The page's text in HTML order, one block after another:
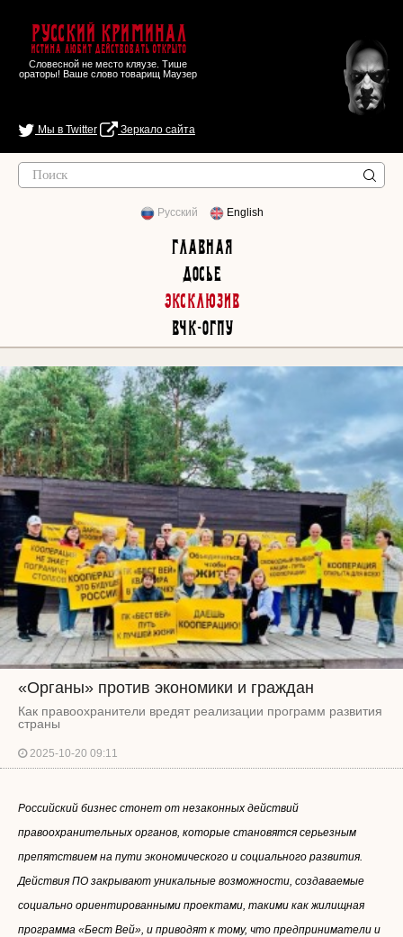
Русский Криминал
Истина любит действовать открыто
Словесной не место кляузе. Тише
ораторы! Ваше слово товарищ Маузер
Мы в Twitter Зеркало сайта
Русский English
Главная
Досье
Эксклюзив
ВЧК-ОГПУ
«Органы» против экономики и граждан
Как правоохранители вредят реализации программ развития
страны
2025-10-20 09:11
Российский бизнес стонет от незаконных действий
правоохранительных органов, которые становятся серьезным
препятствием на пути экономического и социального развития.
Действия ПО закрывают уникальные возможности, создаваемые
социально ориентированными проектами, такими как жилищная
программа «Бест Вей», и приводят к тому, что предприниматели и